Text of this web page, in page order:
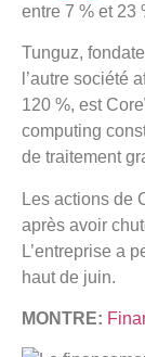
entre 7 % et 23
Tunguz,
l’autre société
120 %, est
computing
de traitement
Les actions de
après avoir
L’entreprise a
haut de juin.
MONTRE: